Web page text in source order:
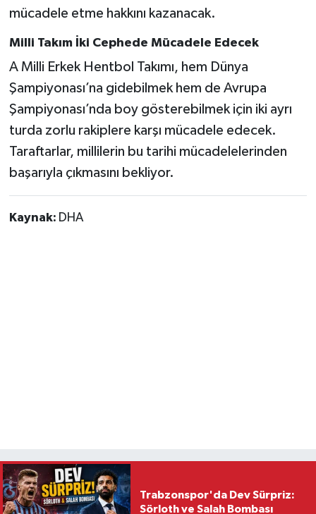
mücadele etme hakkını kazanacak.
Milli Takım İki Cephede Mücadele Edecek
A Milli Erkek Hentbol Takımı, hem Dünya
Şampiyonası’na gidebilmek hem de Avrupa
Şampiyonası’nda boy gösterebilmek için iki ayrı
turda zorlu rakiplere karşı mücadele edecek.
Taraftarlar, millilerin bu tarihi mücadelelerinden
başarıyla çıkmasını bekliyor.
Kaynak: DHA
Trabzonspor'da Dev Sürpriz:
Sörloth ve Salah Bombası